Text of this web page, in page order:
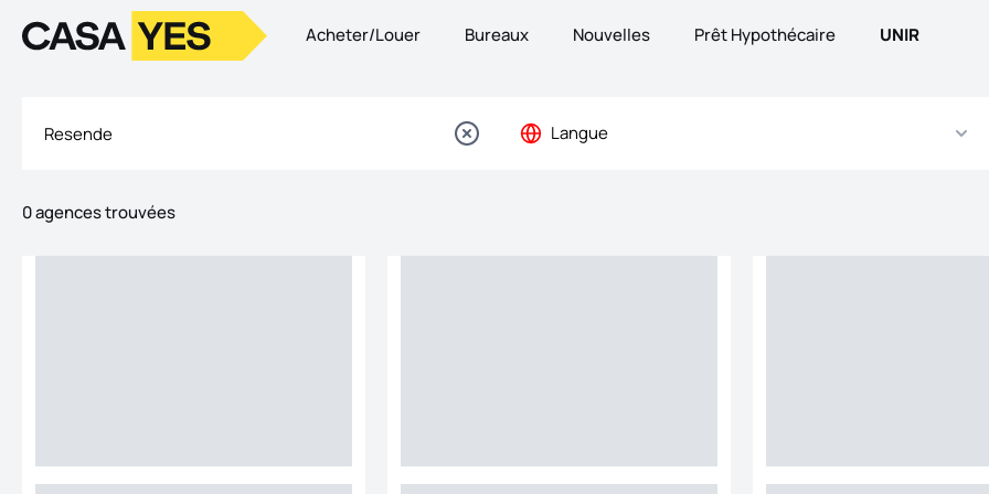
LogoAller à la page d’accueil Acheter/Louer Bureaux Nouvelles Prêt Hypothécaire UNIR
Langue
0 agences trouvées